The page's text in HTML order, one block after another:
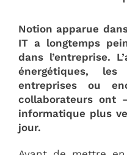
Notion apparue
IT a longtemps
dans l’entreprise.
énergétiques,
entreprises ou
collaborateurs ont
informatique plus
jour.